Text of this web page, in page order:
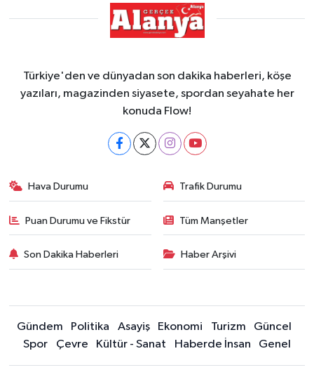
Türkiye'den ve dünyadan son dakika haberleri, köşe
yazıları, magazinden siyasete, spordan seyahate her
konuda Flow!
Hava Durumu Trafik Durumu
Puan Durumu ve Fikstür Tüm Manşetler
Son Dakika Haberleri Haber Arşivi
Gündem Politika Asayiş Ekonomi Turizm
Güncel
Spor
Çevre Kültür - Sanat Haberde İnsan Genel